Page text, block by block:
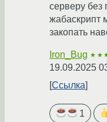
серверу без
жабаскрипт
закопать
Iron_Bug
19.09.2025
Ссылка
1